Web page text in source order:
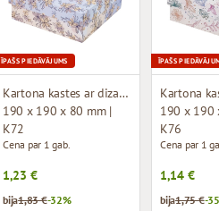
ĪPAŠS PIEDĀVĀJUMS
Kartona kastes ar dizainu (mikrogofras)
190 x 190 x 80 mm |
K72
Cena par 1 gab.
1,23 €
bija1,83 €-32%
ĪPAŠS
190 x 190
K76
Cena par 1
1,14 €
bija1,75 €-